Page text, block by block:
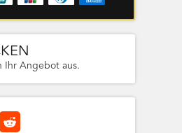
Ihr Angebot aus.